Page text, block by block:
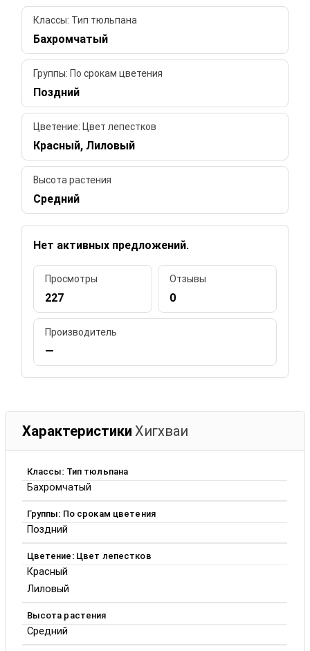
Классы: Тип тюльпана
Бахромчатый
Группы: По срокам цветения
Поздний
Цветение: Цвет лепестков
Красный, Лиловый
Высота растения
Средний
Нет активных предложений.
Просмотры
227
Отзывы
0
Производитель
—
Характеристики Хигхваи
Классы: Тип тюльпана
Бахромчатый
Группы: По срокам цветения
Поздний
Цветение: Цвет лепестков
Красный
Лиловый
Высота растения
Средний